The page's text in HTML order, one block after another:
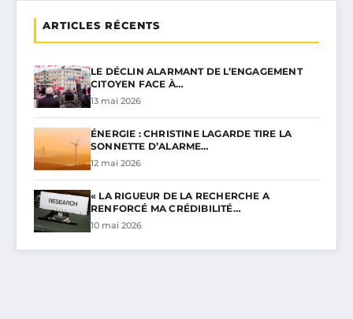
ARTICLES RÉCENTS
LE DÉCLIN ALARMANT DE L’ENGAGEMENT
CITOYEN FACE À…
13 mai 2026
ÉNERGIE : CHRISTINE LAGARDE TIRE LA
SONNETTE D’ALARME…
12 mai 2026
« LA RIGUEUR DE LA RECHERCHE A
RENFORCÉ MA CRÉDIBILITÉ…
10 mai 2026